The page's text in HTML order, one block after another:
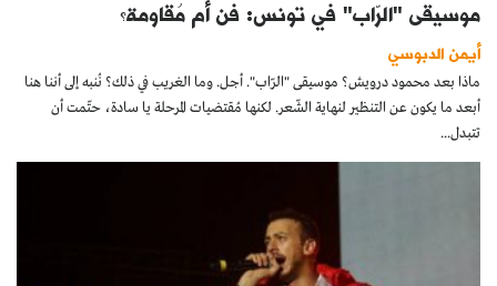
موسيقى "الرّاب" في تونس: فن أم مُقاومة؟
أيمن الدبوسي
ماذا بعد محمود درويش؟ موسيقى "الرّاب". أجل. وما الغريب في ذلك؟ نُنبه إلى أننا هنا
أبعد ما يكون عن التنظير لنهاية الشّعر. لكنها مُقتضيات المرحلة يا سادة، حتّمت أن
تتبدل...